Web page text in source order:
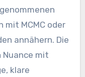
mit MCMC oder
annähern. Die
Nuance mit
klare